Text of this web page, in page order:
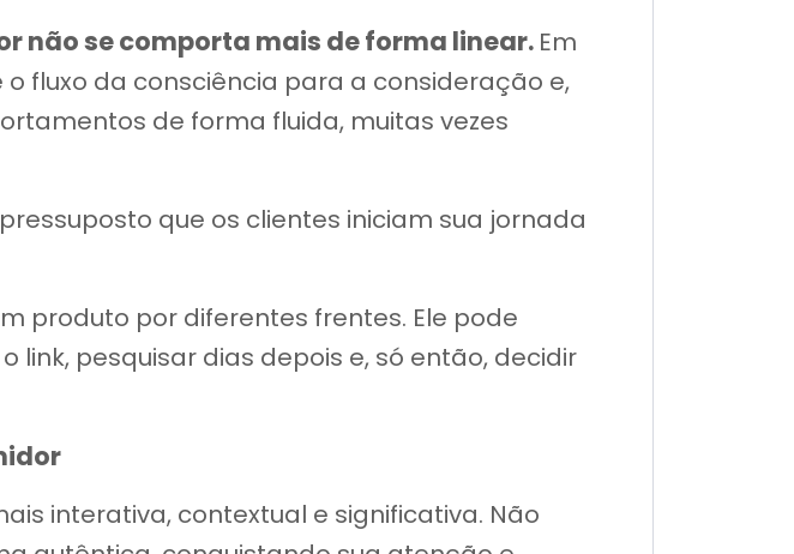
não se comporta mais de forma linear. Em
fluxo da consciência para a consideração e,
de forma fluida, muitas vezes
que os clientes iniciam sua jornada
produto por diferentes frentes. Ele pode
pesquisar dias depois e, só então, decidir
interativa, contextual e significativa. Não